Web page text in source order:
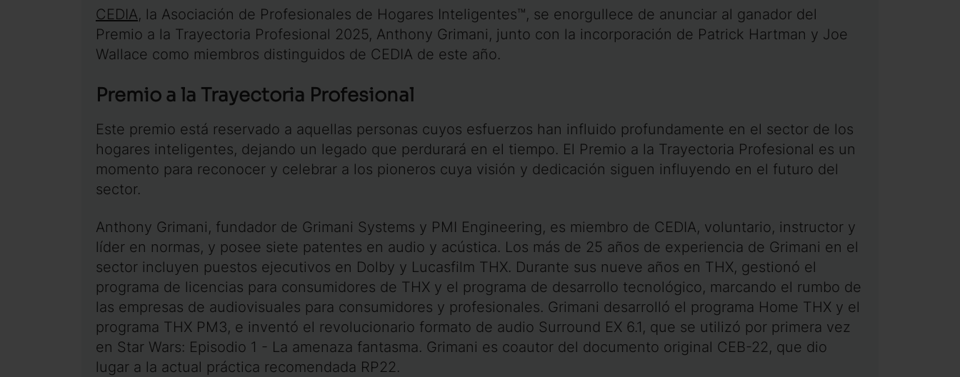
CEDIA, la Asociación de Profesionales de Hogares Inteligentes™, se enorgullece de anunciar al ganador del
Premio a la Trayectoria Profesional 2025, Anthony Grimani, junto con la incorporación de Patrick Hartman y Joe
Wallace como miembros distinguidos de CEDIA de este año.
Premio a la Trayectoria Profesional
Este premio está reservado a aquellas personas cuyos esfuerzos han influido profundamente en el sector de los
hogares inteligentes, dejando un legado que perdurará en el tiempo. El Premio a la Trayectoria Profesional es un
momento para reconocer y celebrar a los pioneros cuya visión y dedicación siguen influyendo en el futuro del
sector.
Anthony Grimani, fundador de Grimani Systems y PMI Engineering, es miembro de CEDIA, voluntario, instructor y
líder en normas, y posee siete patentes en audio y acústica. Los más de 25 años de experiencia de Grimani en el
sector incluyen puestos ejecutivos en Dolby y Lucasfilm THX. Durante sus nueve años en THX, gestionó el
programa de licencias para consumidores de THX y el programa de desarrollo tecnológico, marcando el rumbo de
las empresas de audiovisuales para consumidores y profesionales. Grimani desarrolló el programa Home THX y el
programa THX PM3, e inventó el revolucionario formato de audio Surround EX 6.1, que se utilizó por primera vez
en Star Wars: Episodio 1 - La amenaza fantasma. Grimani es coautor del documento original CEB-22, que dio
lugar a la actual práctica recomendada RP22.